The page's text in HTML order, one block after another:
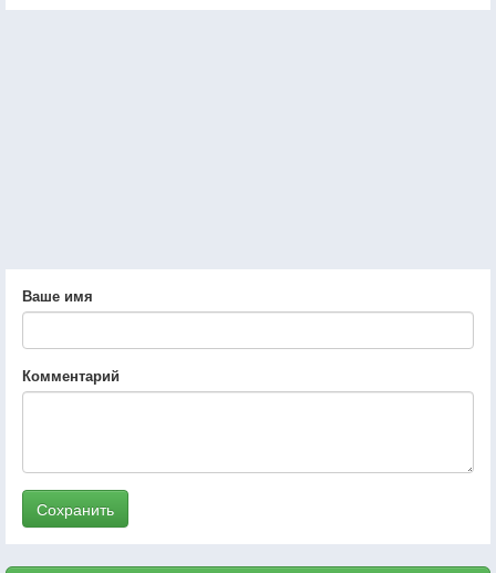
Ваше имя
Комментарий
Сохранить